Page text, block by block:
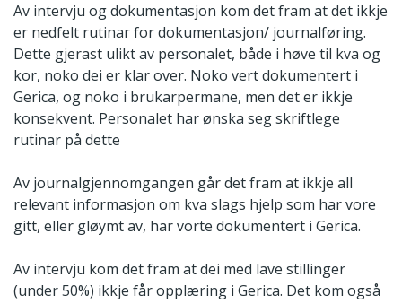
Av intervju og dokumentasjon kom det fram at det ikkje
er nedfelt rutinar for dokumentasjon/ journalføring.
Dette gjerast ulikt av personalet, både i høve til kva og
kor, noko dei er klar over. Noko vert dokumentert i
Gerica, og noko i brukarpermane, men det er ikkje
konsekvent. Personalet har ønska seg skriftlege
rutinar på dette
Av journalgjennomgangen går det fram at ikkje all
relevant informasjon om kva slags hjelp som har vore
gitt, eller gløymt av, har vorte dokumentert i Gerica.
Av intervju kom det fram at dei med lave stillinger
(under 50%) ikkje får opplæring i Gerica. Det kom også